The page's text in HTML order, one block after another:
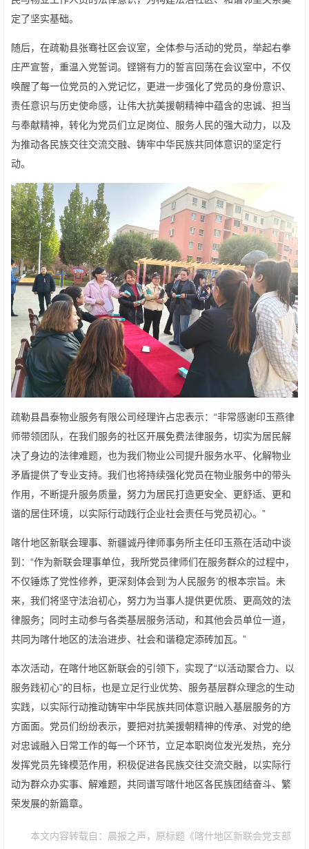
定了坚实基础。
随后，在疏勒县张骞社区会议室，全体参与活动的党员，举起右拳
庄严宣誓，重温入党誓词。铿锵有力的誓言回荡在会议室中，不仅
唤醒了每一位党员的入党记忆，更进一步强化了党员的身份意识、
责任意识与历史使命感，让伟大抗美援朝精神中蕴含的忠诚、担当
与奉献精神，转化为党员们立足岗位、服务人民的强大动力，以及
为推动各民族交往交流交融、铸牢中华民族共同体意识的坚定行
动。
疏勒县昌泰物业服务有限公司经理许占忠表示：“非常感谢印玉燕律
师带领团队，在我们服务的社区开展免费法律服务，切实为居民解
决了身边的法律难题，也为我们物业公司提升服务水平、化解物业
矛盾提供了专业支持。我们也将持续强化党员在物业服务中的带头
作用，不断提升服务质量，努力为居民打造更安全、更舒适、更和
谐的居住环境，以实际行动践行企业社会责任与党员初心。”
喀什地区新联会理事、新疆诚丹律师事务所主任印玉燕在活动中谈
到：“作为新联会理事单位，我所党员律师们在服务群众的过程中，
不仅锤炼了党性修养，更深刻体会到‘为人民服务’的根本宗旨。未
来，我们将坚守法治初心，努力为当事人提供更优质、更高效的法
律服务；同时主动参与各类基层服务活动，和其他会员单位一道，
共同为喀什地区的法治进步、社会和谐稳定添砖加瓦。”
本次活动，在喀什地区新联会的引领下，实现了“以活动聚合力、以
服务践初心”的目标，也是立足行业优势、服务基层群众理念的生动
实践，以实际行动推动铸牢中华民族共同体意识融入基层服务的方
方面面。党员们纷纷表示，要把对抗美援朝精神的传承、对党的绝
对忠诚融入日常工作的每一个环节，立足本职岗位发光发热，充分
发挥党员先锋模范作用，积极促进各民族交往交流交融，以实际行
动为群众办实事、解难题，共同谱写喀什地区各民族团结奋斗、繁
荣发展的新篇章。
本文内容转载自：晨报之声，原标题《喀什地区新联会党支部